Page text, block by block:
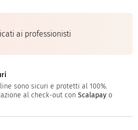
ai professionisti
sono sicuri e protetti al 100%.
al check-out conScalapay o